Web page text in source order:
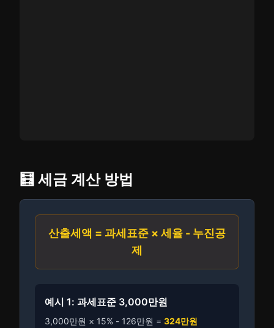
🧮 세금 계산 방법
산출세액 = 과세표준 × 세율 - 누진공
제
예시 1: 과세표준 3,000만원
3,000만원 × 15% - 126만원 = 324만원